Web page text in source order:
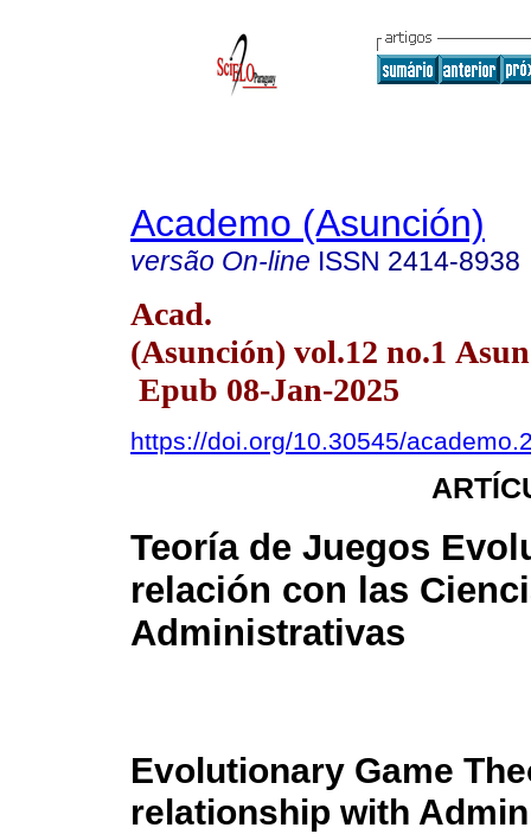
Academo (Asunción)
versão On-line ISSN 2414-8938
Acad.
(Asunción) vol.12 no.1
Epub 08-Jan-2025
https://doi.org/10.30545/
Teoría de Juegos
relación con las
Administrativas
Evolutionary Game
relationship with